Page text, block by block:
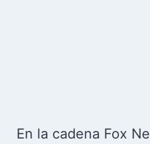
En la cadena Fox